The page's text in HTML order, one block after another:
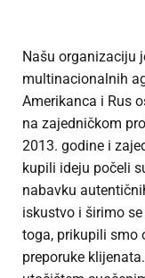
Našu organizaciju
multinacionalnih
Amerikanca i Rus
na zajedničkom
2013. godine i
kupili ideju počeli
nabavku
iskustvo i širimo
toga, prikupili smo
preporuke